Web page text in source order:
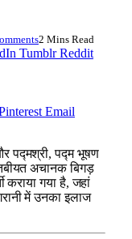
2 Mins Read
Tumblr Reddit
Email
पद्मश्री, पद्म भूषण
अचानक बिगड़
कराया गया है, जहां
में उनका इलाज